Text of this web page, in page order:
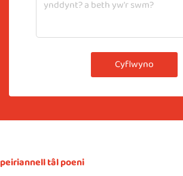
Cyflwyno
peiriannell tâl poeni